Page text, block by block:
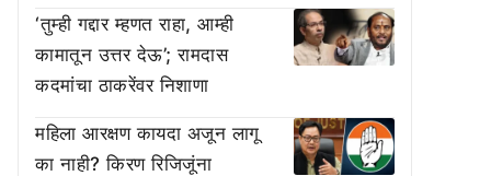
‘तुम्ही गद्दार म्हणत राहा, आम्ही
कामातून उत्तर देऊ’; रामदास
कदमांचा ठाकरेंवर निशाणा
महिला आरक्षण कायदा अजून लागू
का नाही? किरण रिजिजूंना